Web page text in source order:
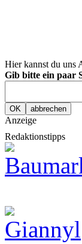
Hier kannst du uns
Gib bitte ein paar
Anzeige
Redaktionstipps